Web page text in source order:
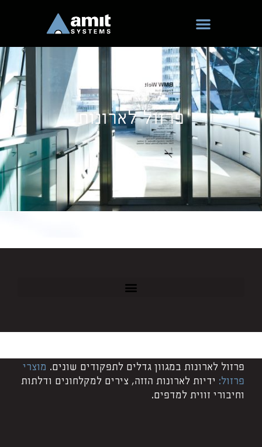
פרזול לארונות
פרזול לארונות במגוון גדלים לתפקודים שונים. מוצרי
פרזול: ידיות לארונות הזזה, צירים למקלחונים ודלתות
וחיבורי זווית למדפים.